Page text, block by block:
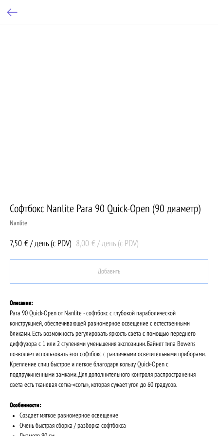
Софтбокс Nanlite Para 90 Quick-Open (90 диаметр)
Nanlite
7,50 € / день (c PDV) 8,00 € / день (c PDV)
Добавить
Описание:
Para 90 Quick-Open от Nanlite - софтбокс с глубокой параболической
конструкцией, обеспечивающей равномерное освещение с естественными
бликами. Есть возможность регулировать яркость света с помощью переднего
диффузора с 1 или 2 ступенями уменьшения экспозиции. Байнет типа Bowens
позволяет использовать этот софтбокс с различными осветительными приборами.
Крепление спиц быстрое и легкое благодаря кольцу Quick-Open с
подпружиненными замками. Для дополнительного контроля распространения
света есть тканевая сетка-«соты», которая сужает угол до 60 градусов.
Особенности:
Создает мягкое равномерное освещение
Очень быстрая сборка / разборка софтбокса